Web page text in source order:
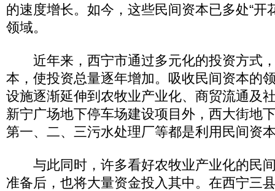
的速度增长。如今，这些民间资本已多处“开
领域。
近年来，西宁市通过多元化的投资方式
本，使投资总量逐年增加。吸收民间资本的
设施逐渐延伸到农牧业产业化、商贸流通及
新宁广场地下停车场建设项目外，西大街地
第一、二、三污水处理厂等都是利用民间资
与此同时，许多看好农牧业产业化的民
准备后，也将大量资金投入其中。在西宁三